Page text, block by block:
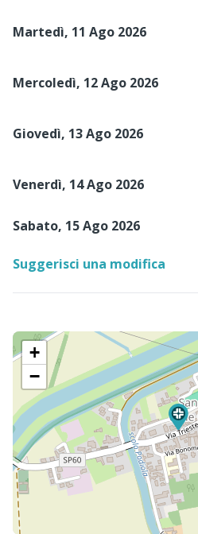
Martedì, 11 Ago 2026
Mercoledì, 12 Ago 2026
Giovedì, 13 Ago 2026
Venerdì, 14 Ago 2026
Sabato, 15 Ago 2026
Suggerisci una modifica
+
−